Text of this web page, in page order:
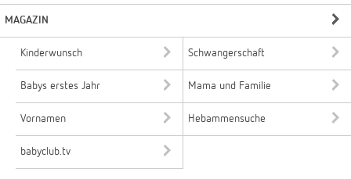
MAGAZIN
Kinderwunsch Schwangerschaft
Babys erstes Jahr Mama und Familie
Vornamen Hebammensuche
babyclub.tv